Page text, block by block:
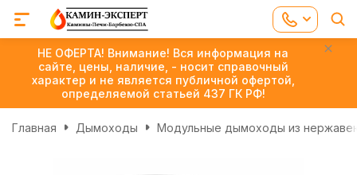
НЕ ОФЕРТА! Внимание! Вся информация на
сайте, цены, наличие, - носит справочный
характер и не является публичной офертой,
определяемой статьей 437 ГК РФ!
Главная Дымоходы Модульные дымоходы из